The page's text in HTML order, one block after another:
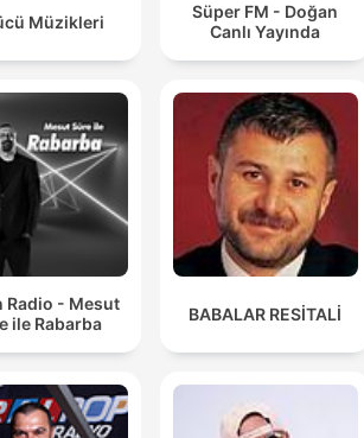
Müzikleri
Süper FM - Doğan
Canlı Yayında
Radio - Mesut
ile Rabarba
BABALAR RESİTALİ